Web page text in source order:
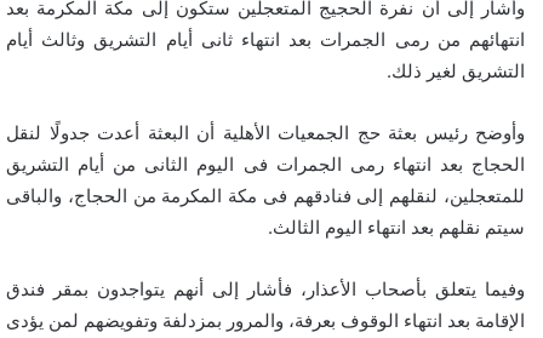
وأشار إلى أن نفرة الحجيج المتعجلين ستكون إلى مكة المكرمة بعد
انتهائهم من رمى الجمرات بعد انتهاء ثانى أيام التشريق وثالث أيام
التشريق لغير ذلك.
وأوضح رئيس بعثة حج الجمعيات الأهلية أن البعثة أعدت جدولًا لنقل
الحجاج بعد انتهاء رمى الجمرات فى اليوم الثانى من أيام التشريق
للمتعجلين، لنقلهم إلى فنادقهم فى مكة المكرمة من الحجاج، والباقى
سيتم نقلهم بعد انتهاء اليوم الثالث.
وفيما يتعلق بأصحاب الأعذار، فأشار إلى أنهم يتواجدون بمقر فندق
الإقامة بعد انتهاء الوقوف بعرفة، والمرور بمزدلفة وتفويضهم لمن يؤدى